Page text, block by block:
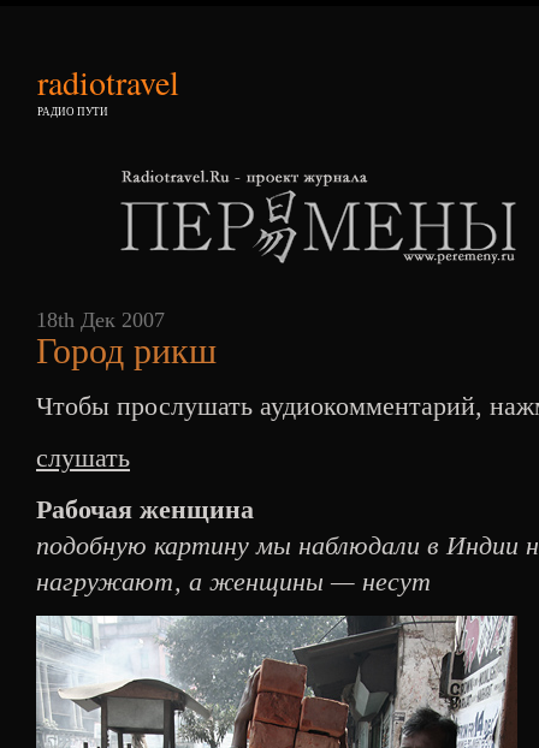
radiotravel
РАДИО ПУТИ
18th Дек 2007
Город рикш
Чтобы прослушать аудиокомментарий,
слушать
Рабочая женщина
подобную картину мы наблюдали в Индии
нагружают, а женщины — несут